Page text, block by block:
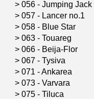
> 056 - Jumping Jack
> 057 - Lancer no.1
> 058 - Blue Star
> 063 - Touareg
> 066 - Beija-Flor
> 067 - Tysiva
> 071 - Ankarea
> 073 - Varvara
> 075 - Tiluca